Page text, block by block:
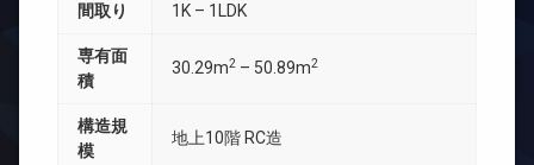
間取り 1K – 1LDK
専有面
積
30.29m2 – 50.89m2
構造規
模
地上10階 RC造